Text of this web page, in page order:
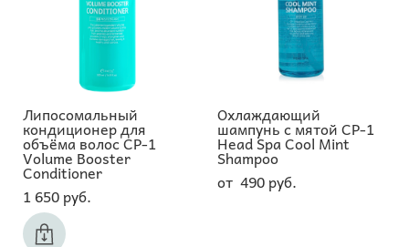
Липосомальный
кондиционер для
объёма волос CP-1
Volume Booster
Conditioner
1 650 pуб.
Охлаждающий
шампунь с мятой CP-1
Head Spa Cool Mint
Shampoo
от 490 pуб.